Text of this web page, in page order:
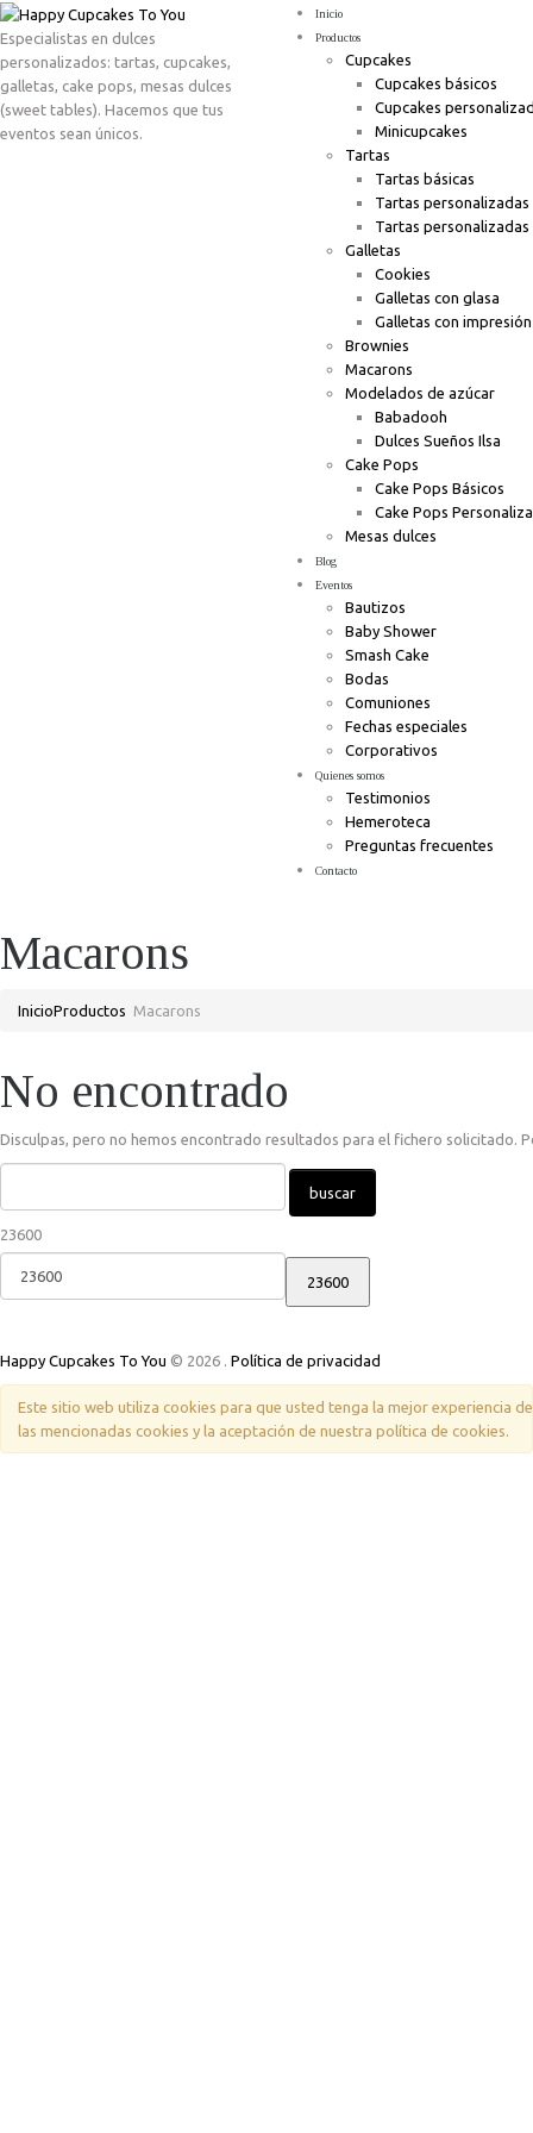
Especialistas en dulces
personalizados: tartas, cupcakes,
galletas, cake pops, mesas dulces
(sweet tables). Hacemos que tus
eventos sean únicos.
Inicio
Productos
Cupcakes
Cupcakes básicos
Cupcakes
Minicupcakes
Tartas
Tartas básicas
Tartas
Tartas personalizadas
Galletas
Cookies
Galletas con glasa
Galletas con
Brownies
Macarons
Modelados de azúcar
Babadooh
Dulces Sueños Ilsa
Cake Pops
Cake Pops Básicos
Cake Pops
Mesas dulces
Blog
Eventos
Bautizos
Baby Shower
Smash Cake
Bodas
Comuniones
Fechas especiales
Corporativos
Quienes somos
Testimonios
Hemeroteca
Preguntas frecuentes
Contacto
Macarons
InicioProductos Macarons
No encontrado
Disculpas, pero no hemos encontrado resultados para el fichero solicitado.
23600
Happy Cupcakes To You © 2026 . Política de privacidad
Este sitio web utiliza cookies para que usted tenga la mejor experiencia
las mencionadas cookies y la aceptación de nuestra política de cookies.